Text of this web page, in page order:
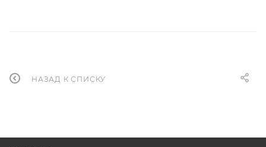
НАЗАД К СПИСКУ